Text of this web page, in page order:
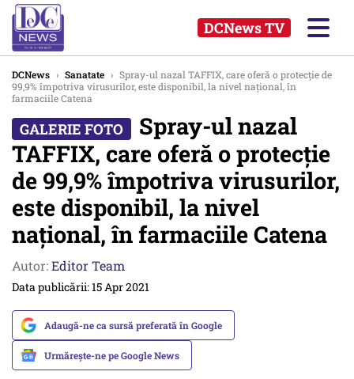
DCNews TV
DCNews › Sanatate › Spray-ul nazal TAFFIX, care oferă o protecție de
99,9% împotriva virusurilor, este disponibil, la nivel național, în
farmaciile Catena
Spray-ul nazal
TAFFIX, care oferă o protecție
de 99,9% împotriva virusurilor,
este disponibil, la nivel
național, în farmaciile Catena
Autor:Editor Team
Data publicării: 15 Apr 2021
Adaugă-ne ca sursă preferată în Google
Urmărește-ne pe Google News